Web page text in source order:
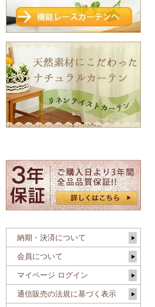
納期・決済について
会員について
マイページ ログイン
通信販売の法規に基づく表示